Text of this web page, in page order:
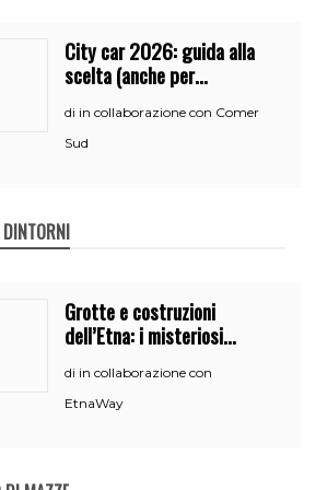
City car 2026: guida alla
scelta (anche per
neopatentati)
di in collaborazione con Comer
Sud
Grotte e costruzioni
dell’Etna: i misteriosi
di in collaborazione con
EtnaWay